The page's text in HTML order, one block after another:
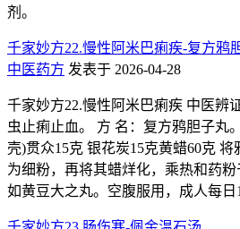
剂。
千家妙方22.慢性阿米巴痢疾-复方鸦
中医药方 发表于 2026-04-28
千家妙方22.慢性阿米巴痢疾 中医辨
虫止痢止血。 方 名：复方鸦胆子丸
壳)贯众15克 银花炭15克黄蜡60克
为细粉，再将其蜡烊化，乘热和药
如黄豆大之丸。空腹服用，成人每日